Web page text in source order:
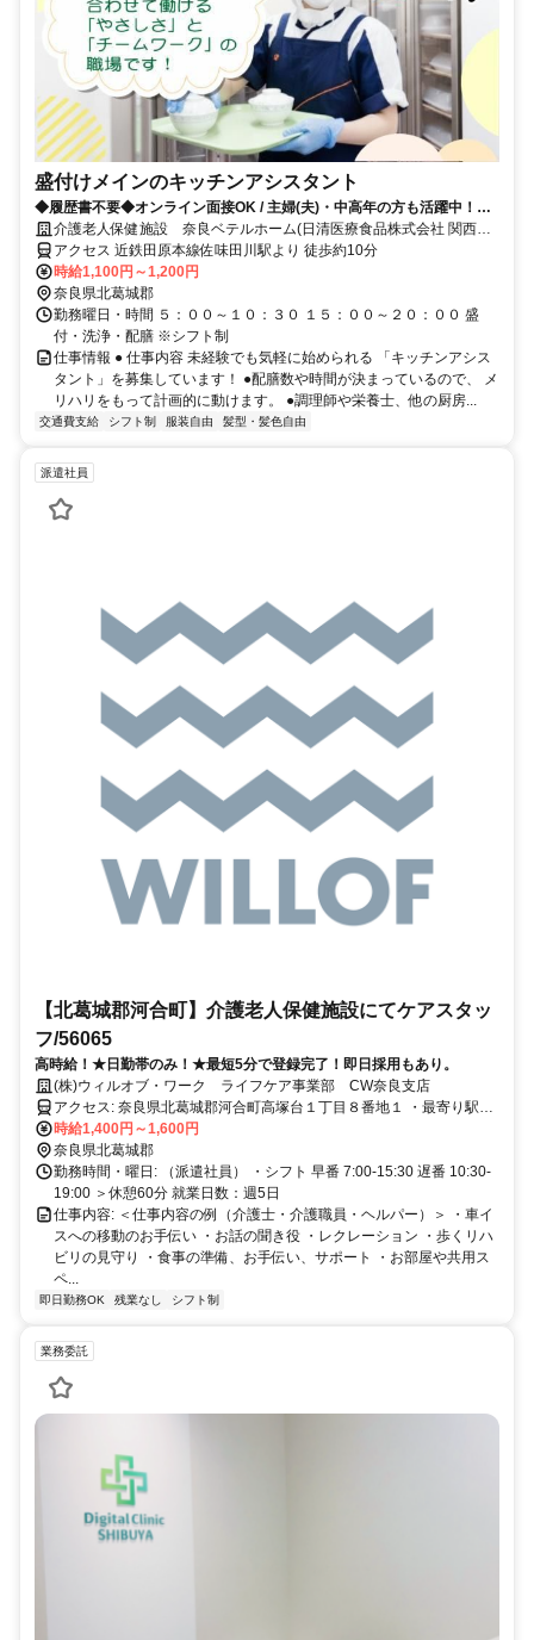
盛付けメインのキッチンアシスタント
◆履歴書不要◆オンライン面接OK / 主婦(夫)・中高年の方も活躍中！柔
軟な働き方に理解あり◎
介護老人保健施設 奈良ベテルホーム(日清医療食品株式会社 関西支
店)
アクセス 近鉄田原本線佐味田川駅より 徒歩約10分
時給1,100円～1,200円
奈良県北葛城郡
勤務曜日・時間 ５：００～１０：３０ １５：００～２０：００ 盛
付・洗浄・配膳 ※シフト制
仕事情報 ● 仕事内容 未経験でも気軽に始められる 「キッチンアシス
タント」を募集しています！ ●配膳数や時間が決まっているので、 メ
リハリをもって計画的に動けます。 ●調理師や栄養士、他の厨房...
交通費支給 シフト制 服装自由 髪型・髪色自由
派遣社員
【北葛城郡河合町】介護老人保健施設にてケアスタッ
フ/56065
高時給！★日勤帯のみ！★最短5分で登録完了！即日採用もあり。
(株)ウィルオブ・ワーク ライフケア事業部 CW奈良支店
アクセス: 奈良県北葛城郡河合町高塚台１丁目８番地１ ・最寄り駅：
佐味田川駅 徒歩13分 ★マイカー通勤可能です！
時給1,400円～1,600円
奈良県北葛城郡
勤務時間・曜日: （派遣社員） ・シフト 早番 7:00-15:30 遅番 10:30-
19:00 ＞休憩60分 就業日数：週5日
仕事内容: ＜仕事内容の例（介護士・介護職員・ヘルパー）＞ ・車イ
スへの移動のお手伝い ・お話の聞き役 ・レクレーション ・歩くリハ
ビリの見守り ・食事の準備、お手伝い、サポート ・お部屋や共用ス
ペ...
即日勤務OK 残業なし シフト制
業務委託